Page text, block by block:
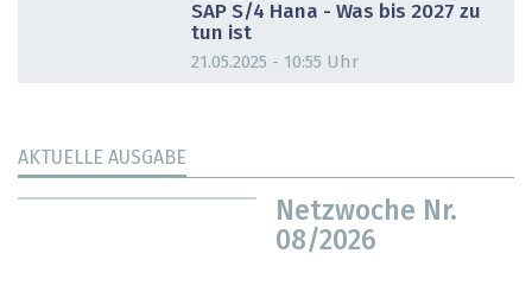
SAP S/4 Hana - Was bis 2027 zu
tun ist
21.05.2025 - 10:55 Uhr
AKTUELLE AUSGABE
Netzwoche Nr.
08/2026